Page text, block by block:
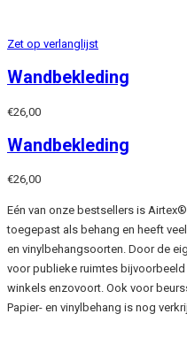
Zet op verlanglijst
Wandbekleding
€26,00
Wandbekleding
€26,00
Eén van onze bestsellers is
toegepast als behang en heeft
en vinylbehangsoorten. Door de
voor publieke ruimtes
winkels enzovoort. Ook voor
Papier- en vinylbehang is nog